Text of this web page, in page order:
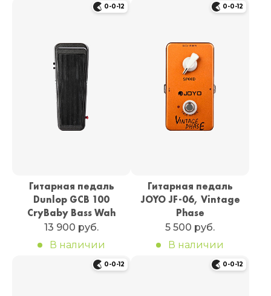
0-0-12
Гитарная педаль
Dunlop GCB 100
CryBaby Bass Wah
13 900 руб.
В наличии
0-0-12
Гитарная педаль
JOYO JF-06, Vintage
Phase
5 500 руб.
В наличии
0-0-12 0-0-12